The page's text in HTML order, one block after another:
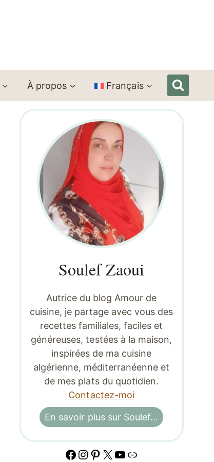
À propos Français
Soulef Zaoui
Autrice du blog Amour de
cuisine, je partage avec vous des
recettes familiales, faciles et
généreuses, testées à la maison,
inspirées de ma cuisine
algérienne, méditerranéenne et
de mes plats du quotidien.
Contactez-moi
En savoir plus sur Soulef…
Facebook
Instagram
Pinterest
X YouTube
Lien